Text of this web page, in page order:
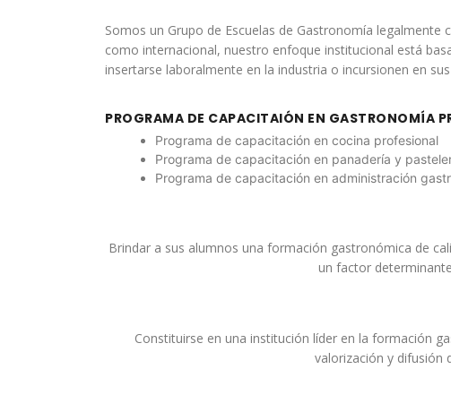
Somos un Grupo de Escuelas de Gastronomía
como internacional, nuestro enfoque institucional está
insertarse laboralmente en la industria o incursionen en
PROGRAMA DE CAPACITAIÓN EN GASTRONOMÍA
Programa de capacitación en cocina profesional
Programa de capacitación en panadería y
Programa de capacitación en administración
Brindar a sus alumnos una formación gastronómica de
un factor
Constituirse en una institución líder en la formación
valorización y difusión